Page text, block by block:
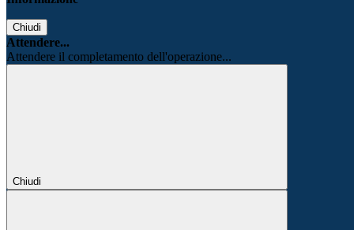
Chiudi
Attendere...
Attendere il completamento dell'operazione...
Chiudi